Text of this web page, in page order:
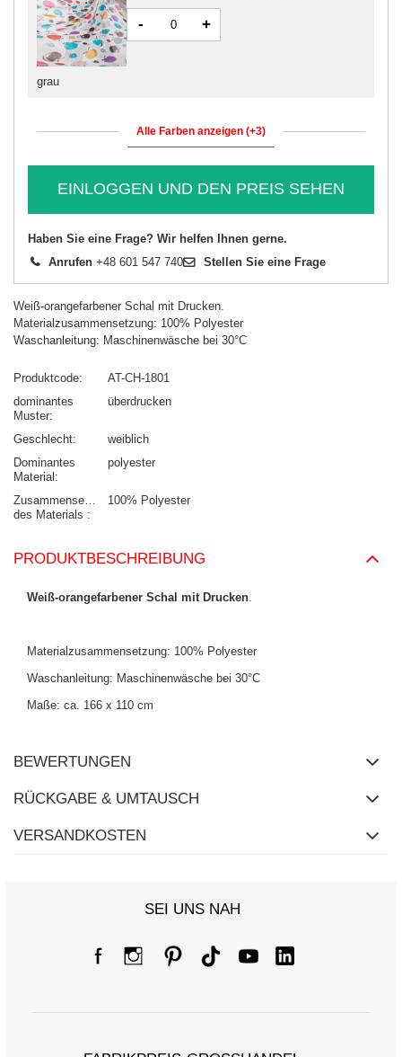
grau
- +
Alle Farben anzeigen (+3)
EINLOGGEN UND DEN PREIS SEHEN
Haben Sie eine Frage? Wir helfen Ihnen gerne.
Anrufen +48 601 547 740 Stellen Sie eine Frage
Weiß-orangefarbener Schal mit Drucken.
Materialzusammensetzung: 100% Polyester
Waschanleitung: Maschinenwäsche bei 30°C
Produktcode
AT-CH-1801
dominantes
Muster
überdrucken
Geschlecht
weiblich
Dominantes
Material
polyester
Zusammensetzung
des Materials
100% Polyester
PRODUKTBESCHREIBUNG
Weiß-orangefarbener Schal mit Drucken.
Materialzusammensetzung: 100% Polyester
Waschanleitung: Maschinenwäsche bei 30°C
Maße: ca. 166 x 110 cm
BEWERTUNGEN
RÜCKGABE & UMTAUSCH
VERSANDKOSTEN
SEI UNS NAH